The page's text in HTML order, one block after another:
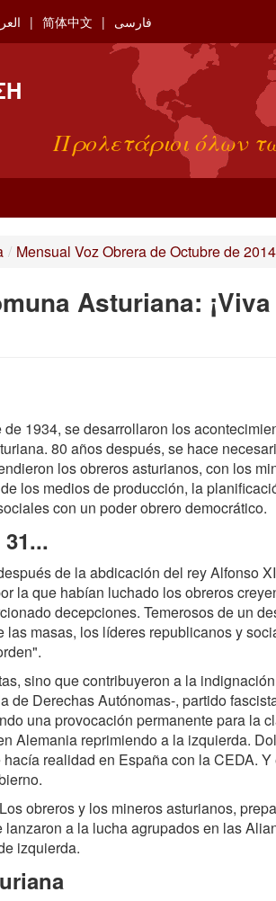
简体中文 فارسی
Προλετάριοι όλων
/ Mensual Voz Obrera de Octubre de
Asturiana:
1934, se desarrollaron los
80 años después, se hace
los obreros asturianos, con los
los medios de producción, la
con un poder obrero democrático.
de la abdicación del rey Alfonso
la que habían luchado los obreros
decepciones. Temerosos de un
las masas, los líderes republicanos y
sino que contribuyeron a la
de Derechas Autónomas-, partido
una provocación permanente para la
Alemania reprimiendo a la izquierda.
realidad en España con la CEDA.
obreros y los mineros asturianos,
a la lucha agrupados en las
izquierda.